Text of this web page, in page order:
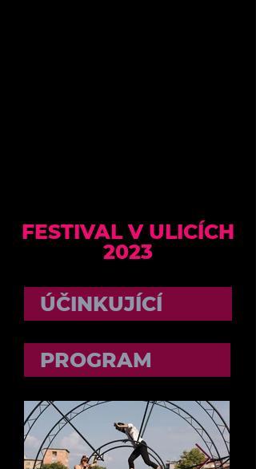
FESTIVAL V ULICÍCH
2023
ÚČINKUJÍCÍ
PROGRAM